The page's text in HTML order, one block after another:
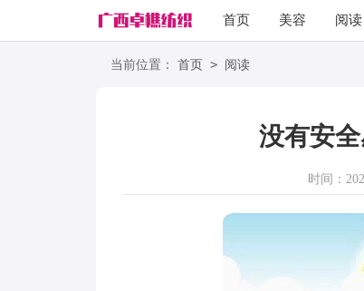
首页 美容 阅读
励志
当前位置： 首页 > 阅读
没有安
时间：